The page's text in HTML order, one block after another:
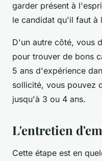
garder présent à
le candidat qu'il faut à
D'un autre côté, vous
pour trouver de bons
5 ans d'expérience
sollicité, vous pouvez
jusqu'à 3 ou 4 ans.
L'entretien
Cette étape est en